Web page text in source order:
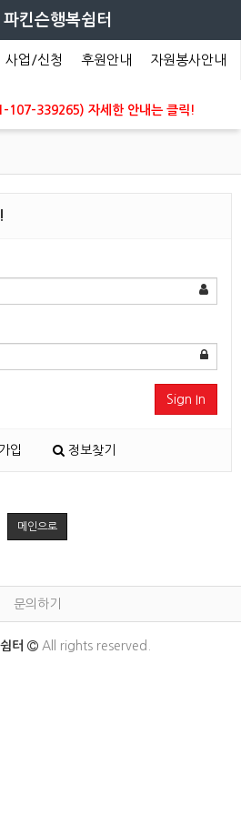
파킨슨행복쉼터
사업/신청 후원안내 자원봉사안내
107-339265) 자세한 안내는 클릭!
Sign In
입 정보찾기
메인으로
문의하기
터 All rights reserved.